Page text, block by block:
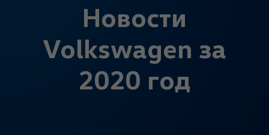
Новости
Volkswagen за
2020 год